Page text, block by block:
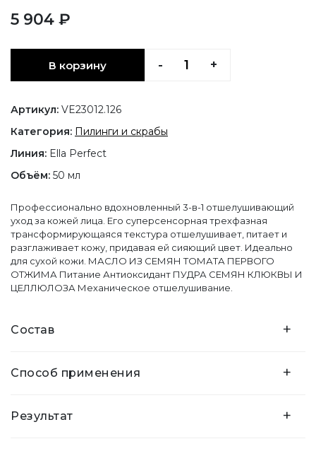
5 904 ₽
В корзину - +
Артикул: VE23012.126
Категория: Пилинги и скрабы
Линия: Ella Perfect
Объём: 50 мл
Профессионально вдохновленный 3-в-1 отшелушивающий
уход за кожей лица. Его суперсенсорная трехфазная
трансформирующаяся текстура отшелушивает, питает и
разглаживает кожу, придавая ей сияющий цвет. Идеально
для сухой кожи. МАСЛО ИЗ СЕМЯН ТОМАТА ПЕРВОГО
ОТЖИМА Питание Антиоксидант ПУДРА СЕМЯН КЛЮКВЫ И
ЦЕЛЛЮЛОЗА Механическое отшелушивание.
Состав +
Способ применения +
Результат +